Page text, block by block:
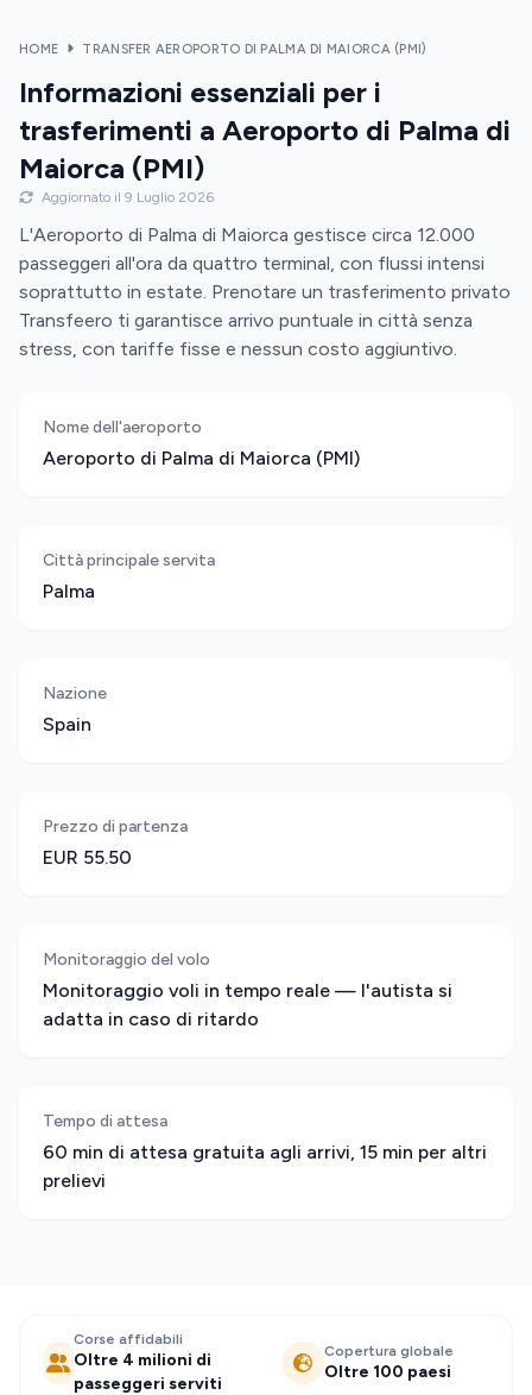
HOME TRANSFER AEROPORTO DI PALMA DI MAIORCA (PMI)
Informazioni essenziali per i
trasferimenti a Aeroporto di Palma di
Maiorca (PMI)
Aggiornato il 9 Luglio 2026
L'Aeroporto di Palma di Maiorca gestisce circa 12.000
passeggeri all'ora da quattro terminal, con flussi intensi
soprattutto in estate. Prenotare un trasferimento privato
Transfeero ti garantisce arrivo puntuale in città senza
stress, con tariffe fisse e nessun costo aggiuntivo.
Nome dell'aeroporto
Aeroporto di Palma di Maiorca (PMI)
Città principale servita
Palma
Nazione
Spain
Prezzo di partenza
EUR 55.50
Monitoraggio del volo
Monitoraggio voli in tempo reale — l'autista si
adatta in caso di ritardo
Tempo di attesa
60 min di attesa gratuita agli arrivi, 15 min per altri
prelievi
Corse affidabili
Oltre 4 milioni di
passeggeri serviti
Copertura globale
Oltre 100 paesi